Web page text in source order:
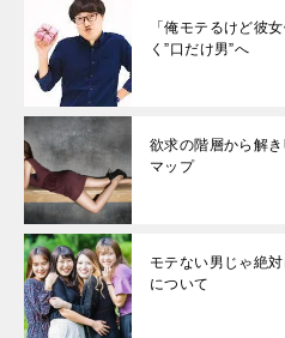
「俺モテるけど彼
く”口だけ男”へ
欲求の階層から解
マップ
モテない男じゃ絶
について